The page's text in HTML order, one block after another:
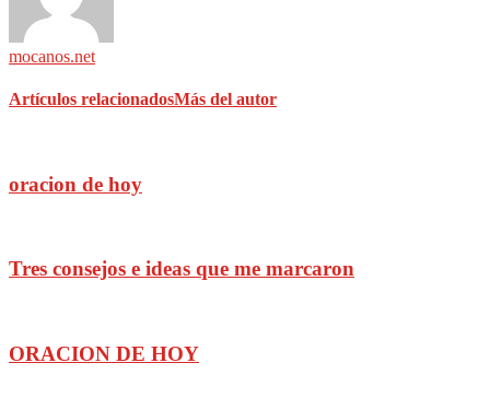
mocanos.net
Artículos relacionadosMás del autor
oracion de hoy
Tres consejos e ideas que me marcaron
ORACION DE HOY